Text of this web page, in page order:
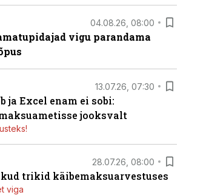
04.08.26, 08:00
vigu parandama
13.07.26, 07:30
ja Excel enam ei sobi:
jooksvalt
28.07.26, 08:00
trikid käibemaksuarvestuses
viga